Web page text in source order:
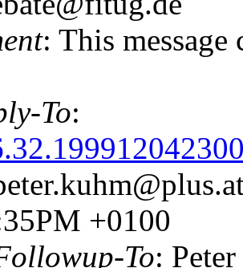
: This
To:
+0100
To: